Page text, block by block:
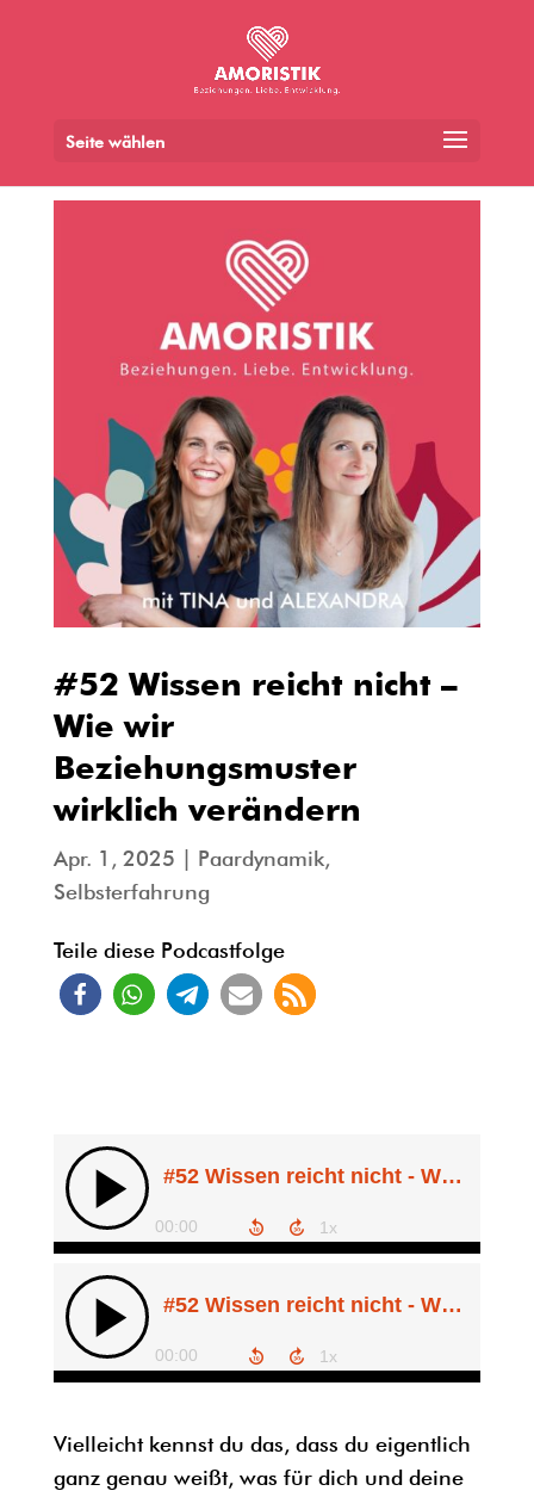
Seite wählen
#52 Wissen reicht nicht –
Wie wir
Beziehungsmuster
wirklich verändern
Apr. 1, 2025 Paardynamik,
Selbsterfahrung
Teile diese Podcastfolge
Vielleicht kennst du das, dass du eigentlich
ganz genau weißt, was für dich und deine